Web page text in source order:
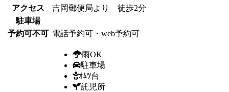
アクセス
吉岡郵便局より 徒歩2分
駐車場
予約可不可 電話予約可・web予約可
雨OK
駐車場
ｵﾑﾂ台
託児所